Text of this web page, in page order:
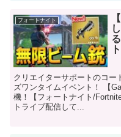
フォートナイト
クリエイターサポートのコ
ズワンタイムイベント！ 【
機！【フォートナイト/
トライブ配信して...